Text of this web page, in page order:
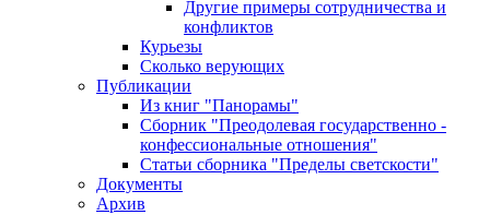
Другие примеры сотрудничества и
конфликтов
Курьезы
Сколько верующих
Публикации
Из книг "Панорамы"
Сборник "Преодолевая государственно -
конфессиональные отношения"
Статьи сборника "Пределы светскости"
Документы
Архив